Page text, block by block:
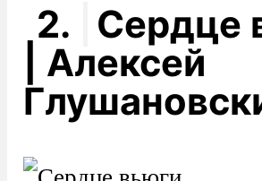
2.
Сердце
| Алексей